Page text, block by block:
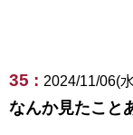
35 : 2024/11/06(
なんか見たこと